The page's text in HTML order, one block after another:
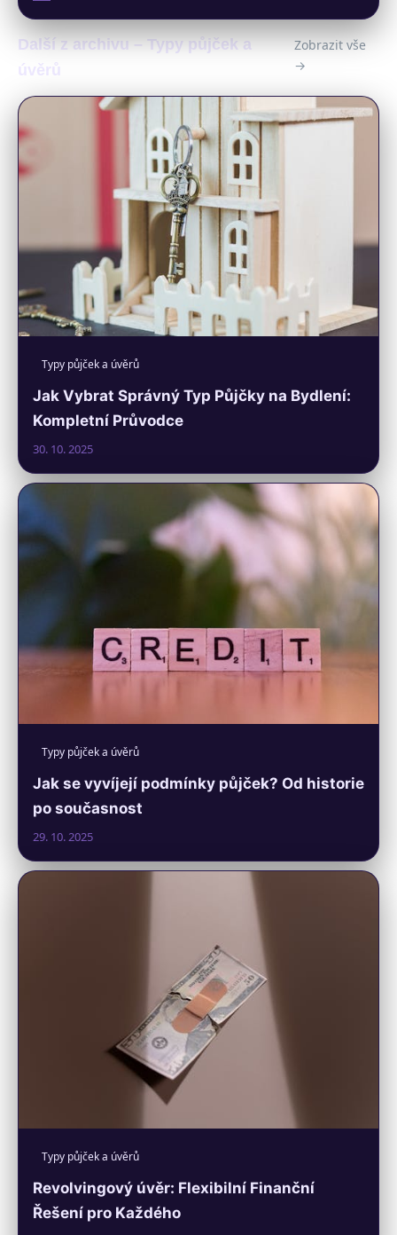
Další z archivu – Typy půjček a
úvěrů
Zobrazit vše
→
Typy půjček a úvěrů
Jak Vybrat Správný Typ Půjčky na Bydlení:
Kompletní Průvodce
30. 10. 2025
Typy půjček a úvěrů
Jak se vyvíjejí podmínky půjček? Od historie
po současnost
29. 10. 2025
Typy půjček a úvěrů
Revolvingový úvěr: Flexibilní Finanční
Řešení pro Každého